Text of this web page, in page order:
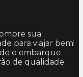
sua
para viajar bem!
e embarque
de qualidade